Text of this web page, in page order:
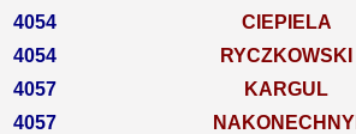
4054
CIEPIELA
4054
RYCZKOWSKI
4057
KARGUL
4057
NAKONECHNYI